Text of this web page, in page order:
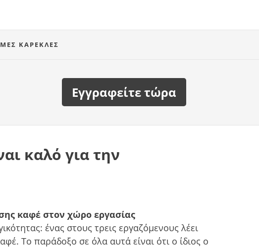
ΚΑΡΈΚΛΕΣ
Εγγραφείτε τώρα
καλό για την
καφέ στον χώρο εργασίας
ένας στους τρεις εργαζόμενους λέει
Το παράδοξο σε όλα αυτά είναι ότι ο ίδιος ο